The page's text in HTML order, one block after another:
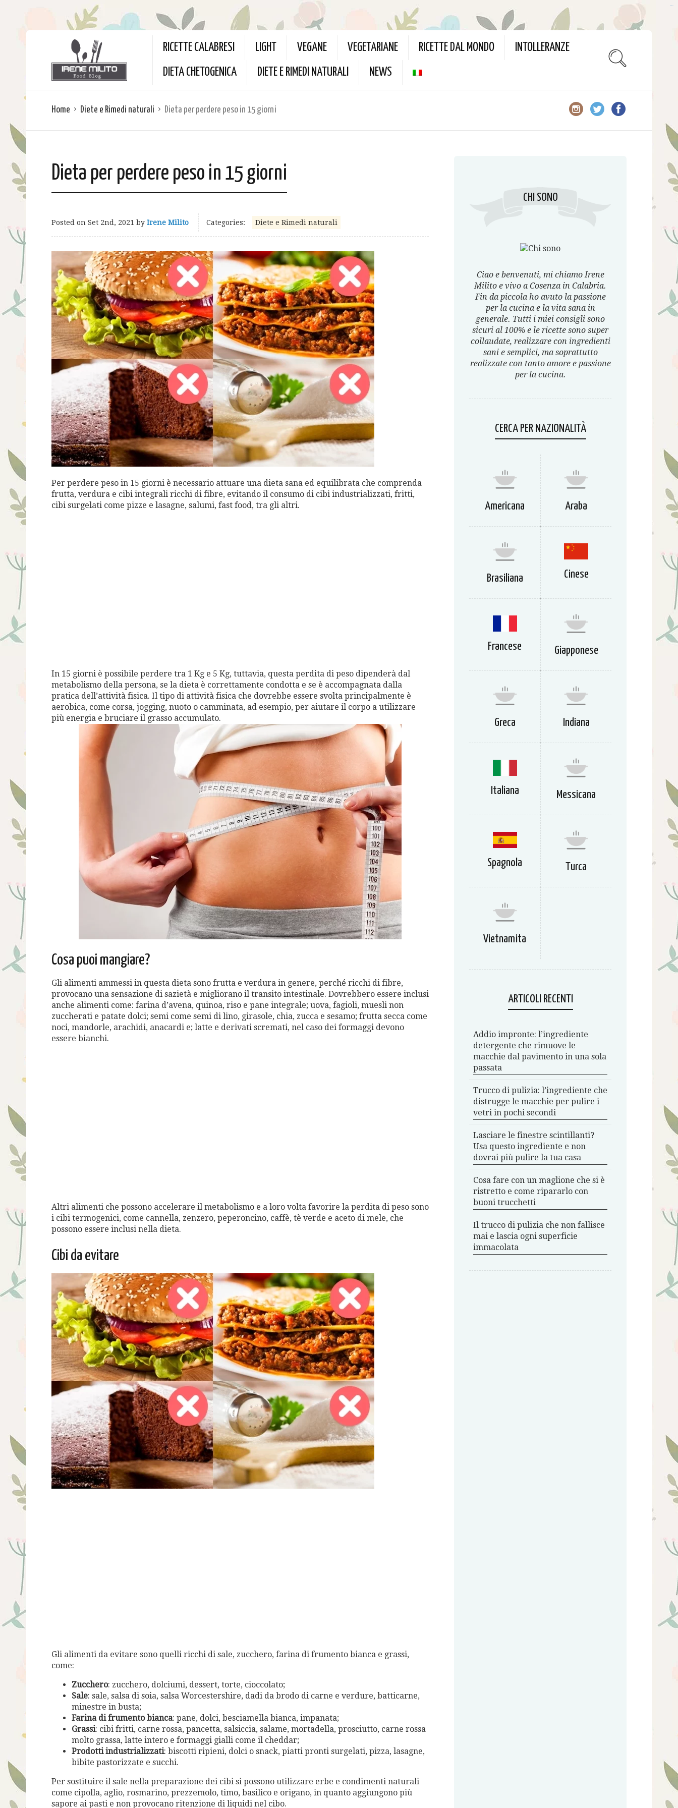
RICETTE CALABRESI LIGHT VEGANE VEGETARIANE RICETTE DAL MONDO INTOLLERANZE
DIETA CHETOGENICA DIETE E RIMEDI NATURALI NEWS
Home Diete e Rimedi naturali Dieta per perdere peso in 15 giorni
Dieta per perdere peso in 15 giorni
Posted on Set 2nd, 2021 by Irene Milito Categories: Diete e Rimedi naturali
Per perdere peso in 15 giorni è necessario attuare una dieta sana ed equilibrata che comprenda
frutta, verdura e cibi integrali ricchi di fibre, evitando il consumo di cibi industrializzati, fritti,
cibi surgelati come pizze e lasagne, salumi, fast food, tra gli altri.
In 15 giorni è possibile perdere tra 1 Kg e 5 Kg, tuttavia, questa perdita di peso dipenderà dal
metabolismo della persona, se la dieta è correttamente condotta e se è accompagnata dalla
pratica dell’attività fisica. Il tipo di attività fisica che dovrebbe essere svolta principalmente è
aerobica, come corsa, jogging, nuoto o camminata, ad esempio, per aiutare il corpo a utilizzare
più energia e bruciare il grasso accumulato.
Cosa puoi mangiare?
Gli alimenti ammessi in questa dieta sono frutta e verdura in genere, perché ricchi di fibre,
provocano una sensazione di sazietà e migliorano il transito intestinale. Dovrebbero essere inclusi
anche alimenti come: farina d’avena, quinoa, riso e pane integrale; uova, fagioli, muesli non
zuccherati e patate dolci; semi come semi di lino, girasole, chia, zucca e sesamo; frutta secca come
noci, mandorle, arachidi, anacardi e; latte e derivati ​​scremati, nel caso dei formaggi devono
essere bianchi.
Altri alimenti che possono accelerare il metabolismo e a loro volta favorire la perdita di peso sono
i cibi termogenici, come cannella, zenzero, peperoncino, caffè, tè verde e aceto di mele, che
possono essere inclusi nella dieta.
Cibi da evitare
Gli alimenti da evitare sono quelli ricchi di sale, zucchero, farina di frumento bianca e grassi,
come:
Zucchero: zucchero, dolciumi, dessert, torte, cioccolato;
Sale: sale, salsa di soia, salsa Worcestershire, dadi da brodo di carne e verdure, batticarne,
minestre in busta;
Farina di frumento bianca: pane, dolci, besciamella bianca, impanata;
Grassi: cibi fritti, carne rossa, pancetta, salsiccia, salame, mortadella, prosciutto, carne rossa
molto grassa, latte intero e formaggi gialli come il cheddar;
Prodotti industrializzati: biscotti ripieni, dolci o snack, piatti pronti surgelati, pizza, lasagne,
bibite pastorizzate e succhi.
Per sostituire il sale nella preparazione dei cibi si possono utilizzare erbe e condimenti naturali
come cipolla, aglio, rosmarino, prezzemolo, timo, basilico e origano, in quanto aggiungono più
sapore ai pasti e non provocano ritenzione di liquidi nel cibo.
CHI SONO
Ciao e benvenuti, mi chiamo Irene
Milito e vivo a Cosenza in Calabria.
Fin da piccola ho avuto la passione
per la cucina e la vita sana in
generale. Tutti i miei consigli sono
sicuri al 100% e le ricette sono super
collaudate, realizzare con ingredienti
sani e semplici, ma soprattutto
realizzate con tanto amore e passione
per la cucina.
CERCA PER NAZIONALITÀ
Americana Araba
Brasiliana Cinese
Francese Giapponese
Greca Indiana
Italiana Messicana
Spagnola Turca
Vietnamita
ARTICOLI RECENTI
Addio impronte: l’ingrediente
detergente che rimuove le
macchie dal pavimento in una sola
passata
Trucco di pulizia: l’ingrediente che
distrugge le macchie per pulire i
vetri in pochi secondi
Lasciare le finestre scintillanti?
Usa questo ingrediente e non
dovrai più pulire la tua casa
Cosa fare con un maglione che si è
ristretto e come ripararlo con
buoni trucchetti
Il trucco di pulizia che non fallisce
mai e lascia ogni superficie
immacolata